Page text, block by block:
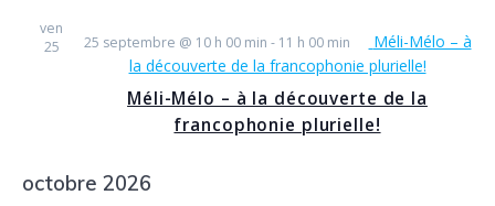
ven
25
Méli-Mélo – à la découverte de la
francophonie plurielle!
25 septembre @ 10 h 00 min - 11 h 00 min
Méli-Mélo – à
la découverte de la francophonie plurielle!
octobre 2026